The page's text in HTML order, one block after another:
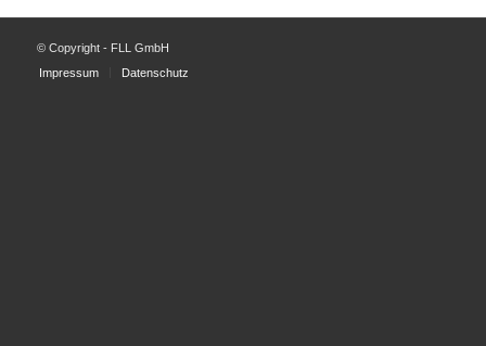
© Copyright - FLL GmbH
Impressum
Datenschutz